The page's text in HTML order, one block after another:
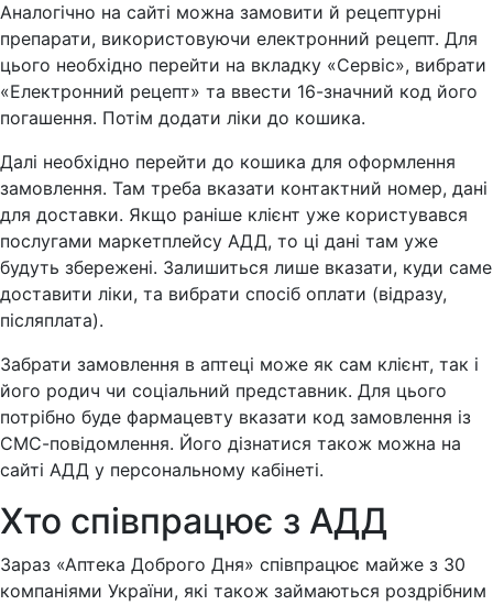
Аналогічно на сайті можна замовити й рецептурні
препарати, використовуючи електронний рецепт. Для
цього необхідно перейти на вкладку «Сервіс», вибрати
«Електронний рецепт» та ввести 16-значний код його
погашення. Потім додати ліки до кошика.
Далі необхідно перейти до кошика для оформлення
замовлення. Там треба вказати контактний номер, дані
для доставки. Якщо раніше клієнт уже користувався
послугами маркетплейсу АДД, то ці дані там уже
будуть збережені. Залишиться лише вказати, куди саме
доставити ліки, та вибрати спосіб оплати (відразу,
післяплата).
Забрати замовлення в аптеці може як сам клієнт, так і
його родич чи соціальний представник. Для цього
потрібно буде фармацевту вказати код замовлення із
СМС-повідомлення. Його дізнатися також можна на
сайті АДД у персональному кабінеті.
Хто співпрацює з АДД
Зараз «Аптека Доброго Дня» співпрацює майже з 30
компаніями України, які також займаються роздрібним